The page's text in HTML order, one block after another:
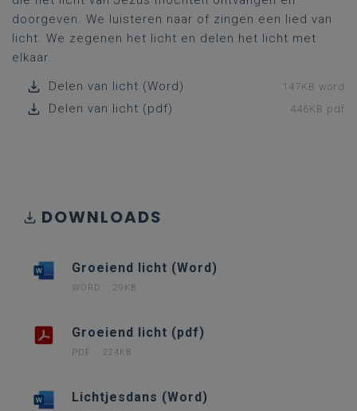
doorgeven. We luisteren naar of zingen een lied van
licht. We zegenen het licht en delen het licht met
elkaar.
Delen van licht (Word)
147KB word
Delen van licht (pdf) 446KB pdf
DOWNLOADS
Groeiend licht (Word)
WORD 29KB
Groeiend licht (pdf)
PDF 224KB
Lichtjesdans (Word)